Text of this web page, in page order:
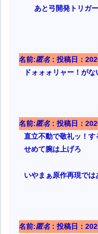
あと弓開発トリガー
名前:匿名: 投稿日：
ドォォォリャー！が
名前:匿名: 投稿日：
直立不動で敬礼ッ！
せめて腕は上げろ
いやまぁ原作再現で
名前:匿名: 投稿日：